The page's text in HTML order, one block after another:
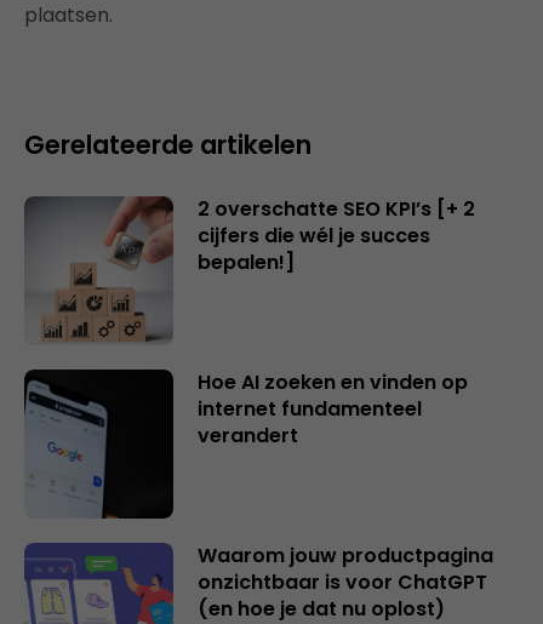
plaatsen.
Gerelateerde artikelen
2 overschatte SEO KPI’s [+ 2
cijfers die wél je succes
bepalen!]
Hoe AI zoeken en vinden op
internet fundamenteel
verandert
Waarom jouw productpagina
onzichtbaar is voor ChatGPT
(en hoe je dat nu oplost)